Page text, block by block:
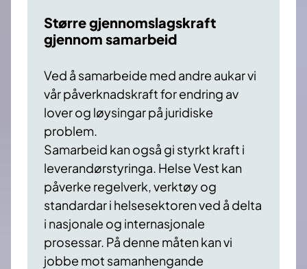
Større gjennomslagskraft
gjennom samarbeid
Ved å samarbeide med andre aukar vi
vår påverknadskraft for endring av
lover og løysingar på juridiske
problem. ​
Samarbeid kan også gi styrkt kraft i
leverandørstyringa. Helse Vest kan
påverke regelverk, verktøy og
standardar i helsesektoren ved å delta
i nasjonale og internasjonale
prosessar. På denne måten kan vi
jobbe mot samanhengande